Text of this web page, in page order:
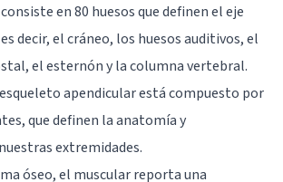
en 80 huesos que definen el eje
decir, el cráneo, los huesos auditivos, el
el esternón y la columna vertebral.
apendicular está compuesto por
que definen la anatomía y
extremidades.
óseo, el muscular reporta una